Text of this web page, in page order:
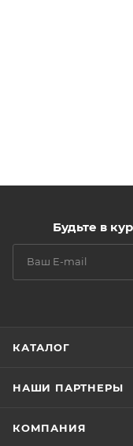
Будьте в
КАТАЛОГ
НАШИ ПАРТНЕРЫ
КОМПАНИЯ